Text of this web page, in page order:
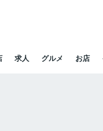
求人 グルメ お店